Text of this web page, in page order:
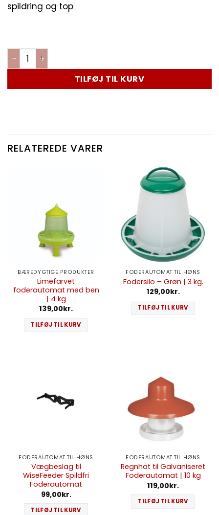
spildring og top
TILFØJ TIL KURV
RELATEREDE VARER
BÆREDYGTIGE PRODUKTER
Limefarvet
foderautomat med ben
| 4 kg
139,00kr.
TILFØJ TIL KURV
FODERAUTOMAT TIL HØNS
Fodersilo – Grøn | 3 kg.
129,00kr.
TILFØJ TIL KURV
FODERAUTOMAT TIL HØNS
Vægbeslag til
WiseFeeder Spildfri
Foderautomat
99,00kr.
TILFØJ TIL KURV
FODERAUTOMAT TIL HØNS
Regnhat til Galvaniseret
Foderautomat | 10 kg
119,00kr.
TILFØJ TIL KURV